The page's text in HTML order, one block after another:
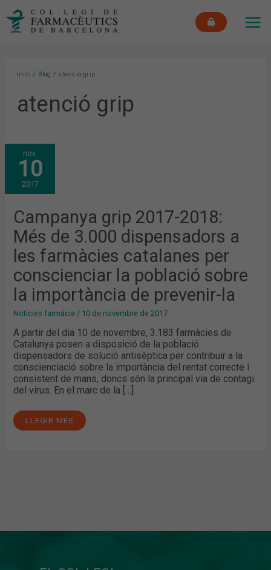
Inici Blog atenció grip
atenció grip
nov.
10
2017
Campanya grip 2017-2018:
Més de 3.000 dispensadors a
les farmàcies catalanes per
conscienciar la població sobre
la importància de prevenir-la
Notícies farmàcia / 10 de novembre de 2017
A partir del dia 10 de novembre, 3.183 farmàcies de
Catalunya posen a disposició de la població
dispensadors de solució antisèptica per contribuir a la
conscienciació sobre la importància del rentat correcte i
consistent de mans, doncs són la principal via de contagi
del virus. En el marc de la […]
CAMPANYA
GRIP
2017-
2018:
MÉS
DE
3.000
LES
FARMÀCIES
CATALANES
PER
CONSCIENCIAR
LA
POBLACIÓ
SOBRE
LA
IMPORTÀNCIA
PREVENIR-
LA
LLEGIR MÉS